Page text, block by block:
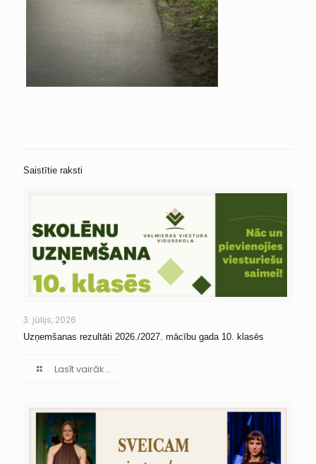
Saistītie raksti
3. jūlijs, 2026
Uzņemšanas rezultāti 2026./2027. mācību gada 10. klasēs
Lasīt vairāk...